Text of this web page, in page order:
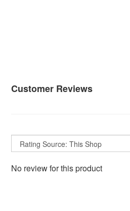
Customer Reviews
No review for this product